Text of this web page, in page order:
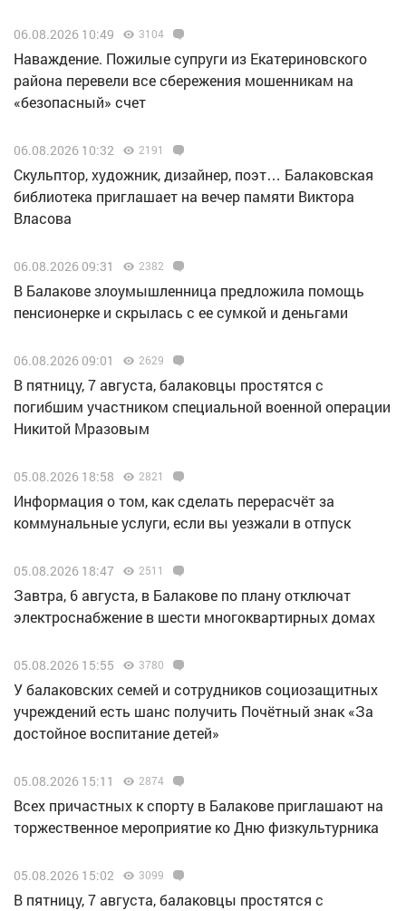
06.08.2026 10:49 3104
Наваждение. Пожилые супруги из Екатериновского
района перевели все сбережения мошенникам на
«безопасный» счет
06.08.2026 10:32 2191
Скульптор, художник, дизайнер, поэт… Балаковская
библиотека приглашает на вечер памяти Виктора
Власова
06.08.2026 09:31 2382
В Балакове злоумышленница предложила помощь
пенсионерке и скрылась с ее сумкой и деньгами
06.08.2026 09:01 2629
В пятницу, 7 августа, балаковцы простятся с
погибшим участником специальной военной операции
Никитой Мразовым
05.08.2026 18:58 2821
Информация о том, как сделать перерасчёт за
коммунальные услуги, если вы уезжали в отпуск
05.08.2026 18:47 2511
Завтра, 6 августа, в Балакове по плану отключат
электроснабжение в шести многоквартирных домах
05.08.2026 15:55 3780
У балаковских семей и сотрудников социозащитных
учреждений есть шанс получить Почётный знак «За
достойное воспитание детей»
05.08.2026 15:11 2874
Всех причастных к спорту в Балакове приглашают на
торжественное мероприятие ко Дню физкультурника
05.08.2026 15:02 3099
В пятницу, 7 августа, балаковцы простятся с